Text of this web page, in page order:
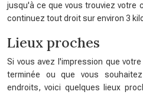
jusqu'à ce que vous trouviez votre
continuez tout droit sur environ 3
Lieux proches
Si vous avez l'impression que
terminée ou que vous
endroits, voici quelques lieux